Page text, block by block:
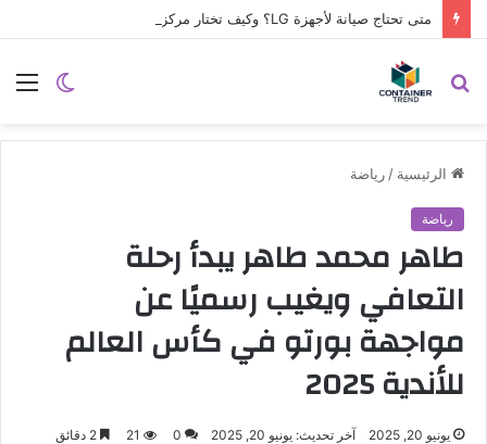
نموذج التواصل
الوضع
بحث
الرئيسية / رياضة
رياضة
طاهر محمد طاهر يبدأ رحلة
التعافي ويغيب رسميًا عن
مواجهة بورتو في كأس العالم
للأندية 2025
يونيو 20, 2025 آخر تحديث: يونيو 20, 2025 0
21